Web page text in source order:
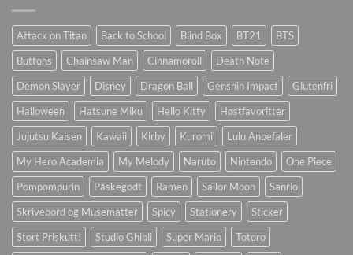
Attack on Titan Back to School Blind Box BT21
BTS
Buttons
Chainsaw Man Cinnamoroll
Death Note
Demon Slayer
Disney Dragon Ball Genshin Impact
Glutenfri
Halloween
Hatsune Miku Hello Kitty
Høstfavoritter
Jujutsu Kaisen
Kawaii Kirby Kuromi
Lulu Anbefaler
My Hero Academia
My Melody Naruto Nintendo
One Piece
Pompompurin
Påskegodt Ramen Sailor Moon
Sanrio
Skrivebord og Musematter
Spicy Stationery
Sticker
Stort Priskutt!
Studio Ghibli Super Mario
Totoro